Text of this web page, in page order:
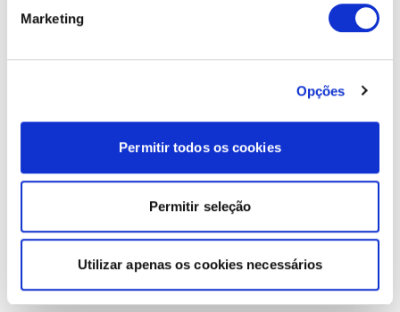
Marketing
Opções
Permitir todos os cookies
Permitir seleção
Utilizar apenas os cookies necessários